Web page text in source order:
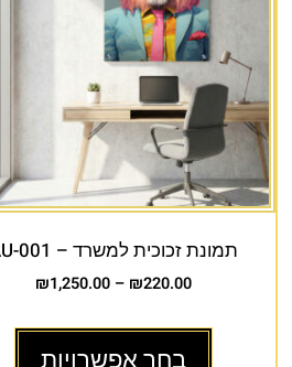
תמונת זכוכית למשרד – AU-001
₪220.00
–
₪1,250.00